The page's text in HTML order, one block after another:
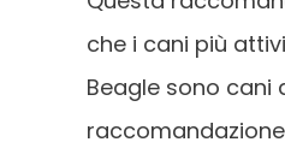
che i cani più
Beagle sono